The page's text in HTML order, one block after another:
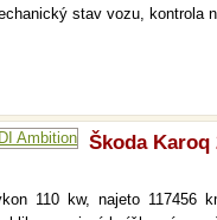
stav vozu, kontrola
Škoda Karoq
110 kw, najeto 117456